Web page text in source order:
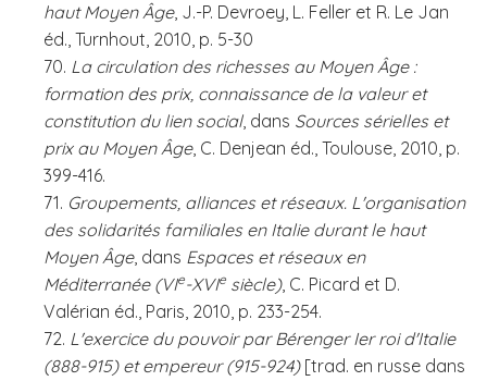
haut Moyen Âge, J.-P. Devroey, L. Feller et R. Le Jan
éd., Turnhout, 2010, p. 5-30
70. La circulation des richesses au Moyen Âge :
formation des prix, connaissance de la valeur et
constitution du lien social, dans Sources sérielles et
prix au Moyen Âge, C. Denjean éd., Toulouse, 2010, p.
399-416.
71. Groupements, alliances et réseaux. L'organisation
des solidarités familiales en Italie durant le haut
Moyen Âge, dans Espaces et réseaux en
Méditerranée (VIe-XVIe siècle), C. Picard et D.
Valérian éd., Paris, 2010, p. 233-254.
72. L'exercice du pouvoir par Bérenger Ier roi d'Italie
(888-915) et empereur (915-924) [trad. en russe dans